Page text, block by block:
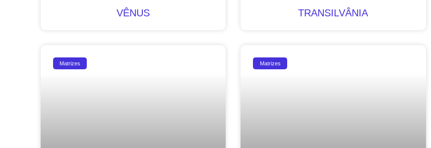
VÊNUS TRANSILVÂNIA
Matrizes Matrizes